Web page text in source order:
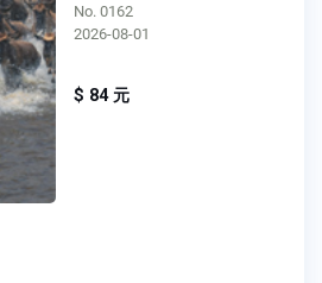
No. 0162
2026-08-01
$ 84 元